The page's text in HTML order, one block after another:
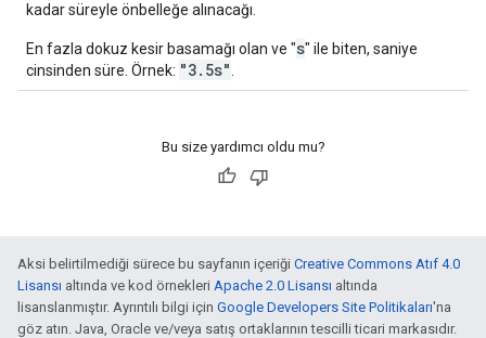
kadar süreyle önbelleğe alınacağı.
En fazla dokuz kesir basamağı olan ve "s" ile biten, saniye
cinsinden süre. Örnek: "3.5s"
Bu size yardımcı oldu mu?
Aksi belirtilmediği sürece bu sayfanın içeriği Creative Commons Atıf 4.0
Lisansı altında ve kod örnekleri Apache 2.0 Lisansı altında
lisanslanmıştır. Ayrıntılı bilgi için Google Developers Site Politikaları'na
göz atın. Java, Oracle ve/veya satış ortaklarının tescilli ticari markasıdır.